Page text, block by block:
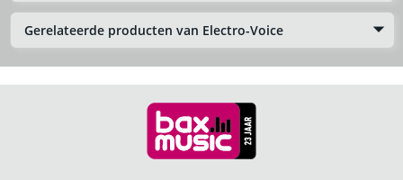
Gerelateerde producten van Electro-Voice